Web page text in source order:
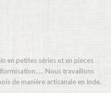
en petites séries et en pièces
Nous travaillons
de manière artisanale en Inde.